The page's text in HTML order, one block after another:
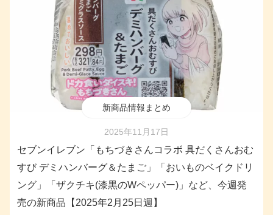
新商品情報まとめ
2025年11月17日
セブンイレブン「もちづきさんコラボ 具だくさんおむ
すび デミハンバーグ＆たまご」「おいものベイクドリ
ング」「ザクチキ(漆黒のWペッパー)」など、今週発
売の新商品【2025年2月25日週】